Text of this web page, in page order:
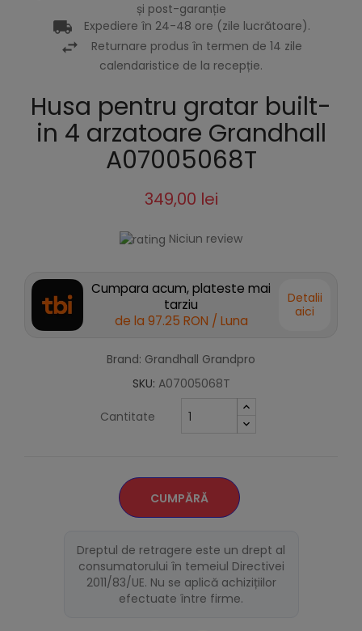
și post-garanție
Expediere în 24-48 ore (zile lucrătoare).
Returnare produs în termen de 14 zile
calendaristice de la recepție.
Husa pentru gratar built-
in 4 arzatoare Grandhall
A07005068T
349,00 lei
Niciun review
Cumpara acum, plateste mai
tarziu
de la 97.25 RON / Luna
Detalii
aici
Brand: Grandhall Grandpro
SKU: A07005068T
Cantitate
CUMPĂRĂ
Dreptul de retragere este un drept al
consumatorului în temeiul Directivei
2011/83/UE. Nu se aplică achizițiilor
efectuate între firme.